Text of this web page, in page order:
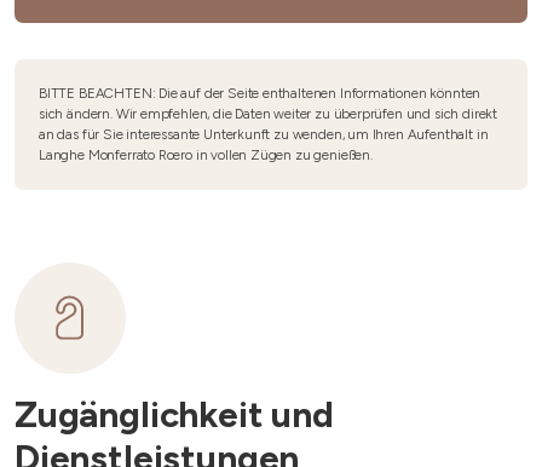
BITTE BEACHTEN: Die auf der Seite enthaltenen Informationen könnten
sich ändern. Wir empfehlen, die Daten weiter zu überprüfen und sich direkt
an das für Sie interessante Unterkunft zu wenden, um Ihren Aufenthalt in
Langhe Monferrato Roero in vollen Zügen zu genießen.
Zugänglichkeit und
Dienstleistungen